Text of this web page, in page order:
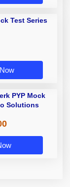
Test Series
PYP Mock
Solutions